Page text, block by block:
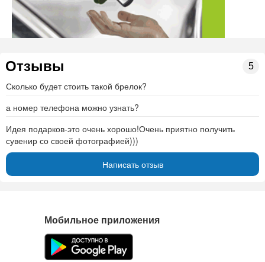
Отзывы 5
Сколько будет стоить такой брелок?
а номер телефона можно узнать?
Идея подарков-это очень хорошо!Очень приятно получить
сувенир со своей фотографией)))
Написать отзыв
Мобильное приложения